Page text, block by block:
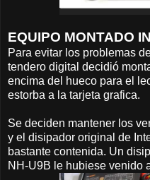
EQUIPO MONTADO
Para evitar los problemas
tendero digital decidió
encima del hueco para el
estorba a la tarjeta grafica.
Se deciden mantener los
y el disipador original de
bastante contenida. Un
NH-U9B le hubiese venido